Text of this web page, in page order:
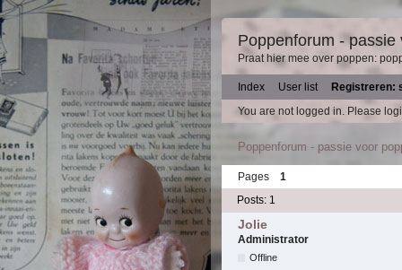
Poppenforum - passie
Praat hier mee over poppen:
Index User list
Registreren:
You are not logged in. Please
Poppenforum - passie voor
Pages
1
Posts: 1
Jolie
Administrator
Offline